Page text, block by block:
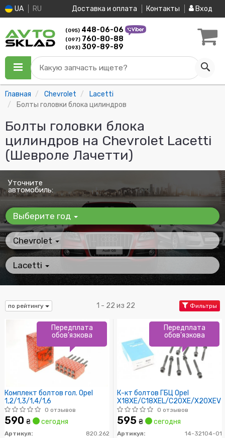
UA RU Доставка и оплата Контакты Вход
(095) 448-06-06
(097) 760-80-88
(093) 309-89-89
Какую запчасть ищете?
Главная Chevrolet
Lacetti
Болты головки блока цилиндров
Болты головки блока
цилиндров на Chevrolet Lacetti
(Шевроле Лачетти)
Уточните
автомобиль:
Выберите год
Chevrolet
Lacetti
по рейтингу 1 - 22 из 22 Фильтры
Комплект болтов гол. Opel
1,2/1,3/1,4/1,6
0 отзывов
590 ₴ сегодня
Артикул:
820.262
Передплата
обов'язкова
К-кт болтов ГБЦ Opel
X18XE/C18XEL/C20XE/X20XEV
0 отзывов
595 ₴ сегодня
Артикул:
14-32104-01
Передплата
обов'язкова